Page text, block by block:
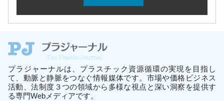
プラジャーナルは、プラスチック資源循環の実現を目指し
て、動脈と静脈をつなぐ情報媒体です。市場や価格ビジネス
活動、法制度３つの領域から多様な視点と深い洞察を提供す
る専門Webメディアです。